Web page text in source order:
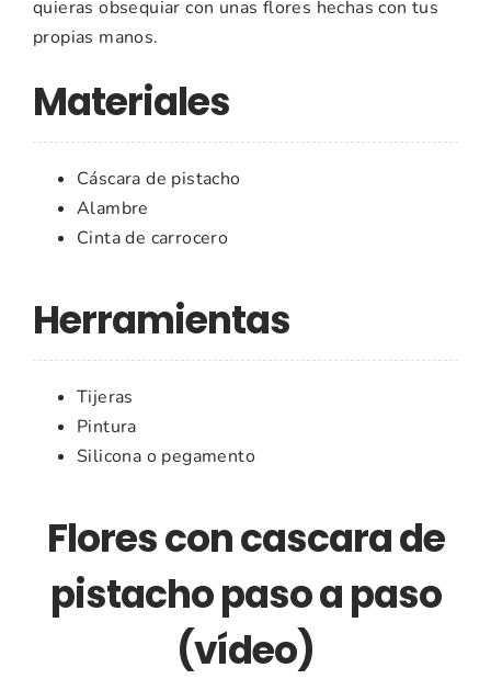
quieras obsequiar con unas flores hechas con tus
propias manos.
Materiales
Cáscara de pistacho
Alambre
Cinta de carrocero
Herramientas
Tijeras
Pintura
Silicona o pegamento
Flores con cascara de
pistacho paso a paso
(vídeo)